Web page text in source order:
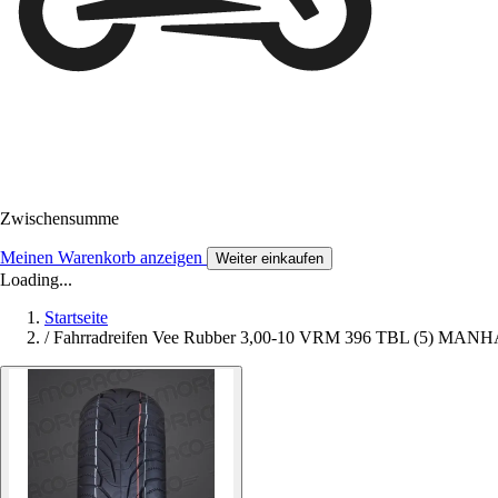
Zwischensumme
Meinen Warenkorb anzeigen Weiter einkaufen
Loading...
Startseite
/ Fahrradreifen Vee Rubber 3,00-10 VRM 396 TBL (5)